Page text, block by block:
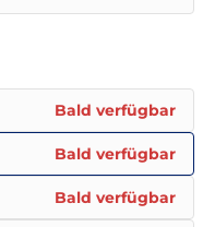
Bald verfügbar
Bald verfügbar
Bald verfügbar